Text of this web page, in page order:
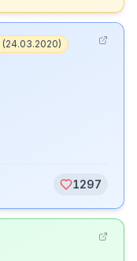
(24.03.2020)
1297